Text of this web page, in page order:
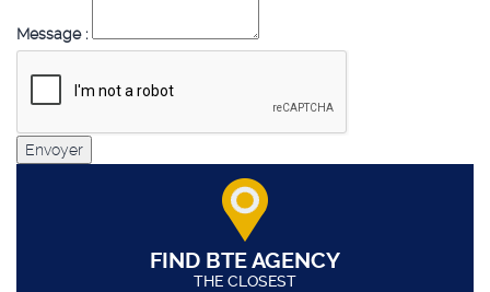
Message :
Envoyer
FIND BTE AGENCY
THE CLOSEST